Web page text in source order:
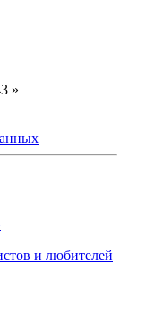
»
и любителей